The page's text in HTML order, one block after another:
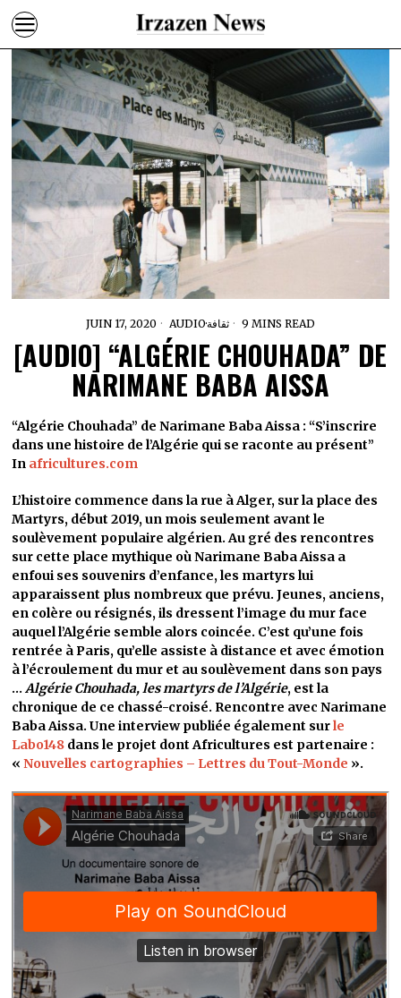
JUIN 17, 2020 AUDIO·ثقافة 9 MINS READ
[AUDIO] “ALGÉRIE CHOUHADA” DE
NARIMANE BABA AISSA
“Algérie Chouhada” de Narimane Baba Aissa : “S’inscrire
dans une histoire de l’Algérie qui se raconte au présent”
In africultures.com
L’histoire commence dans la rue à Alger, sur la place des
Martyrs, début 2019, un mois seulement avant le
soulèvement populaire algérien. Au gré des rencontres
sur cette place mythique où Narimane Baba Aissa a
enfoui ses souvenirs d’enfance, les martyrs lui
apparaissent plus nombreux que prévu. Jeunes, anciens,
en colère ou résignés, ils dressent l’image du mur face
auquel l’Algérie semble alors coincée. C’est qu’une fois
rentrée à Paris, qu’elle assiste à distance et avec émotion
à l’écroulement du mur et au soulèvement dans son pays
…Algérie Chouhada, les martyrs de l’Algérie, est la
chronique de ce chassé-croisé. Rencontre avec Narimane
Baba Aissa. Une interview publiée également surle
Labo148 dans le projet dont Africultures est partenaire :
«Nouvelles cartographies – Lettres du Tout-Monde ».